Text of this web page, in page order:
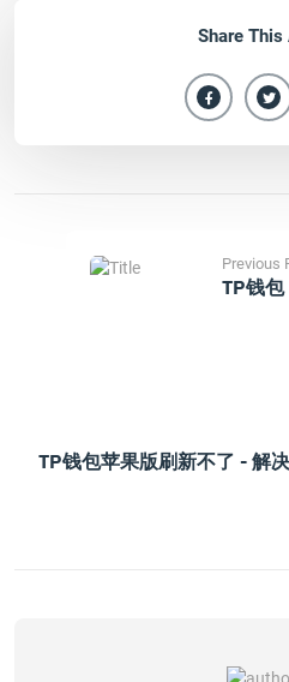
Share
Previous
TP钱包
TP钱包苹果版刷新不了 - 解